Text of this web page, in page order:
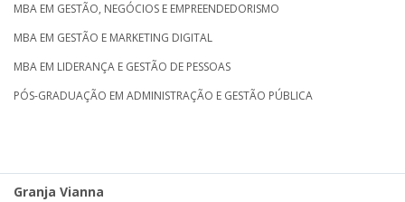
MBA EM GESTÃO, NEGÓCIOS E EMPREENDEDORISMO
MBA EM GESTÃO E MARKETING DIGITAL
MBA EM LIDERANÇA E GESTÃO DE PESSOAS
PÓS-GRADUAÇÃO EM ADMINISTRAÇÃO E GESTÃO PÚBLICA
Granja Vianna